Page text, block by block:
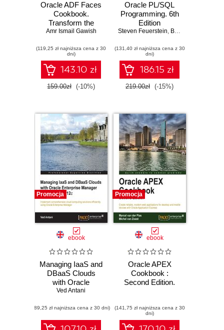
Oracle ADF Faces
Cookbook.
Transform the
quality of your user
applications with
this fascinating
cookbook for
Oracle ADF Faces.
Over 80 recipes
angle of the
framework's
potential
Amr Ismail Gawish
(119,25 zł najniższa cena z 30
dni)
143.10 zł
159.00zł (-10%)
Oracle PL/SQL
Programming. 6th
Edition
Steven Feuerstein, Bill Pribyl
(131,40 zł najniższa cena z 30
dni)
186.15 zł
219.00zł (-15%)
Promocja
ebook
Managing IaaS and
DBaaS Clouds
with Oracle
Enterprise
Control 12c.
Setting up a cloud
environment is
Ved Antani
(89,25 zł najniższa cena z 30 dni)
Promocja
ebook
Oracle APEX
Cookbook :
Second Edition.
web applications,
including mobile,
using the recipes in
(141,75 zł najniższa cena z 30
dni)